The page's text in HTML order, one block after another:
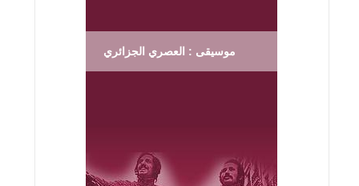
موسيقى : العصري الجزائري